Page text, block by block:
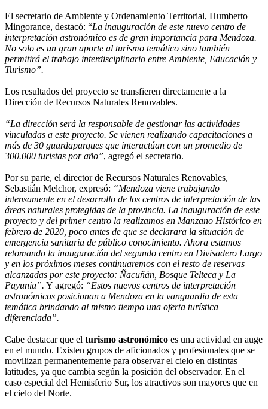
El secretario de Ambiente y Ordenamiento Territorial, Humberto
Mingorance, destacó: “La inauguración de este nuevo centro de
interpretación astronómico es de gran importancia para Mendoza.
No solo es un gran aporte al turismo temático sino también
permitirá el trabajo interdisciplinario entre Ambiente, Educación y
Turismo”.
Los resultados del proyecto se transfieren directamente a la
Dirección de Recursos Naturales Renovables.
“La dirección será la responsable de gestionar las actividades
vinculadas a este proyecto. Se vienen realizando capacitaciones a
más de 30 guardaparques que interactúan con un promedio de
300.000 turistas por año”, agregó el secretario.
Por su parte, el director de Recursos Naturales Renovables,
Sebastián Melchor, expresó: “Mendoza viene trabajando
intensamente en el desarrollo de los centros de interpretación de las
áreas naturales protegidas de la provincia. La inauguración de este
proyecto y del primer centro la realizamos en Manzano Histórico en
febrero de 2020, poco antes de que se declarara la situación de
emergencia sanitaria de público conocimiento. Ahora estamos
retomando la inauguración del segundo centro en Divisadero Largo
y en los próximos meses continuaremos con el resto de reservas
alcanzadas por este proyecto: Ñacuñán, Bosque Telteca y La
Payunia”. Y agregó: “Estos nuevos centros de interpretación
astronómicos posicionan a Mendoza en la vanguardia de esta
temática brindando al mismo tiempo una oferta turística
diferenciada”.
Cabe destacar que el turismo astronómico es una actividad en auge
en el mundo. Existen grupos de aficionados y profesionales que se
movilizan permanentemente para observar el cielo en distintas
latitudes, ya que cambia según la posición del observador. En el
caso especial del Hemisferio Sur, los atractivos son mayores que en
el cielo del Norte.